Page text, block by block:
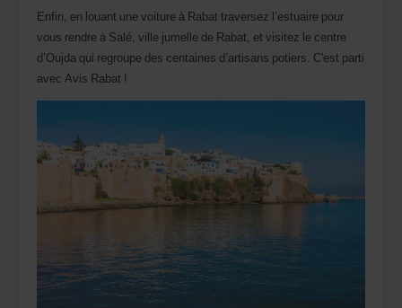
Enfin, en louant une voiture à Rabat traversez l’estuaire pour
vous rendre à Salé, ville jumelle de Rabat, et visitez le centre
d’Oujda qui regroupe des centaines d’artisans potiers. C'est parti
avec Avis Rabat !